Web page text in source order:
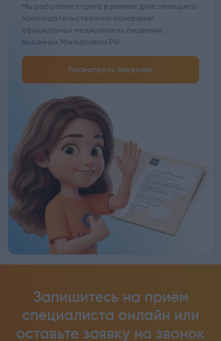
Мы работаем строго в рамках действующего
законодательства и на основании
официальных медицинских лицензий,
выданных Минздравом РФ.
Посмотреть лицензии
Запишитесь на приём
специалиста онлайн или
оставьте заявку на звонок